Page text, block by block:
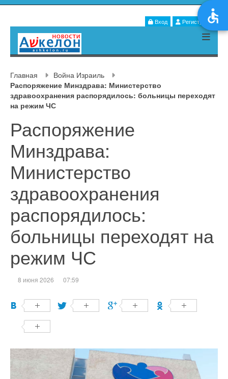
Вход Регистрация
Главная
Война Израиль
Распоряжение Минздрава: Министерство
здравоохранения распорядилось: больницы переходят
на режим ЧС
Распоряжение
Минздрава:
Министерство
здравоохранения
распорядилось:
больницы переходят на
режим ЧС
8 июня 2026 07:59